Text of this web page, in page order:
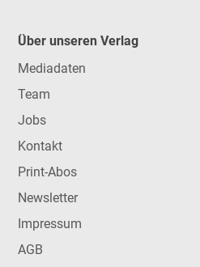
Über unseren Verlag
Mediadaten
Team
Jobs
Kontakt
Print-Abos
Newsletter
Impressum
AGB